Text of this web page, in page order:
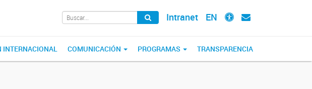
Intranet EN
INTERNACIONAL COMUNICACIÓN PROGRAMAS TRANSPARENCIA